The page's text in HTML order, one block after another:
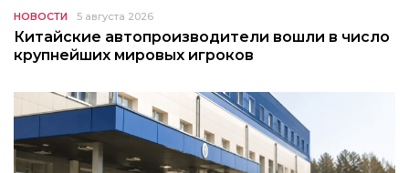
НОВОСТИ 5 августа 2026
Китайские автопроизводители вошли в число
крупнейших мировых игроков